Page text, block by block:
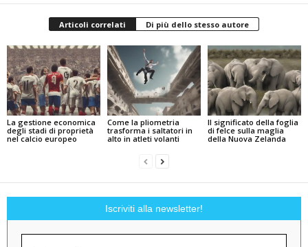
Articoli correlati Di più dello stesso autore
La gestione economica
degli stadi di proprietà
nel calcio europeo
Come la pliometria
trasforma i saltatori in
alto in atleti volanti
Il significato della foglia
di felce sulla maglia
della Nuova Zelanda
Iscriviti alla newsletter!